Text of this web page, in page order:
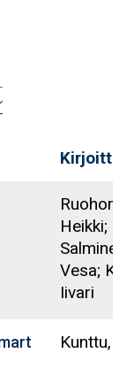
Heikki;
Salminen,
Vesa;
Iivari
Kunttu,